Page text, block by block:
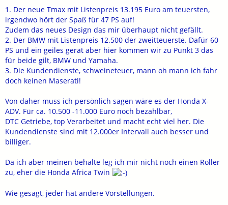
1. Der neue Tmax mit Listenpreis 13.195 Euro am teuersten,
irgendwo hört der Spaß für 47 PS auf!
Zudem das neues Design das mir überhaupt nicht gefällt.
2. Der BMW mit Listenpreis 12.500 der zweitteuerste. Dafür 60
PS und ein geiles gerät aber hier kommen wir zu Punkt 3 das
für beide gilt, BMW und Yamaha.
3. Die Kundendienste, schweineteuer, mann oh mann ich fahr
doch keinen Maserati!
Von daher muss ich persönlich sagen wäre es der Honda X-
ADV. Für ca. 10.500 -11.000 Euro noch bezahlbar,
DTC Getriebe, top Verarbeitet und macht echt viel her. Die
Kundendienste sind mit 12.000er Intervall auch besser und
billiger.
Da ich aber meinen behalte leg ich mir nicht noch einen Roller
zu, eher die Honda Africa Twin
Wie gesagt, jeder hat andere Vorstellungen.